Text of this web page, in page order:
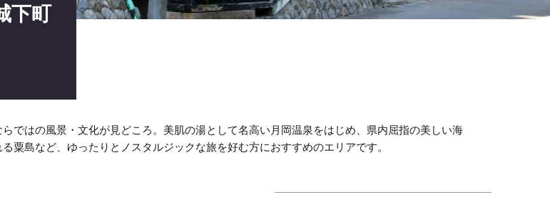
下町
ではの風景・文化が見どころ。美肌の湯として名高い月岡温泉をはじめ、県内屈指の美しい海
粟島など、ゆったりとノスタルジックな旅を好む方におすすめのエリアです。